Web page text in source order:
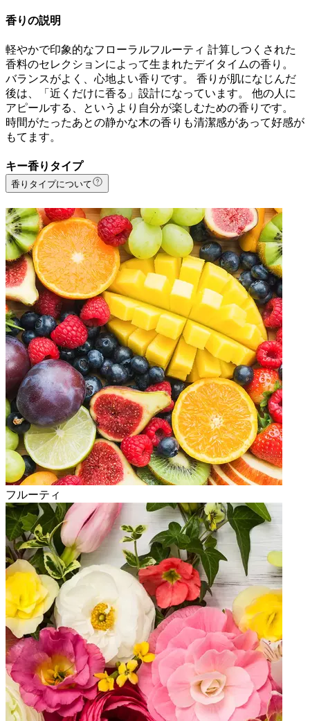
香りの説明
軽やかで印象的なフローラルフルーティ 計算しつくされた
香料のセレクションによって生まれたデイタイムの香り。
バランスがよく、心地よい香りです。 香りが肌になじんだ
後は、「近くだけに香る」設計になっています。 他の人に
アピールする、というより自分が楽しむための香りです。
時間がたったあとの静かな木の香りも清潔感があって好感が
もてます。
キー香りタイプ
香りタイプについて
フルーティ